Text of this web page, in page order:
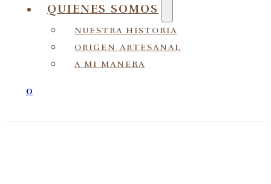
QUIENES SOMOS
NUESTRA HISTORIA
ORIGEN ARTESANAL
A MI MANERA
0